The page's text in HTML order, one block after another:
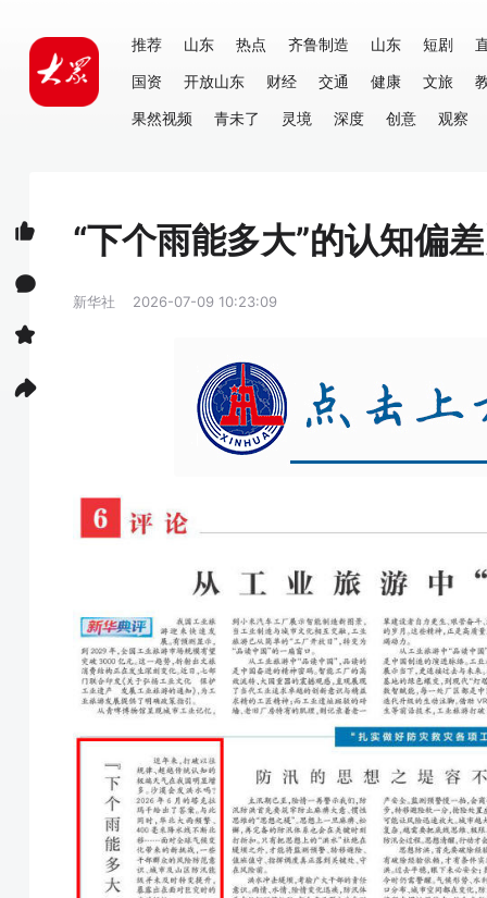
推荐 山东 热点 齐鲁制造 山东 短剧
国资
开放山东 财经 交通 健康 文旅
果然视频
青未了 灵境 深度 创意 观察
“下个雨能多大”的认知偏
新华社 2026-07-09 10:23:09